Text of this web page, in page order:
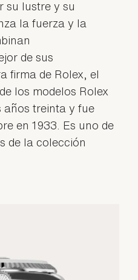
su lustre y su
la fuerza y la
de sus
firma de Rolex, el
los modelos Rolex
años treinta y fue
en 1933. Es uno de
de la colección